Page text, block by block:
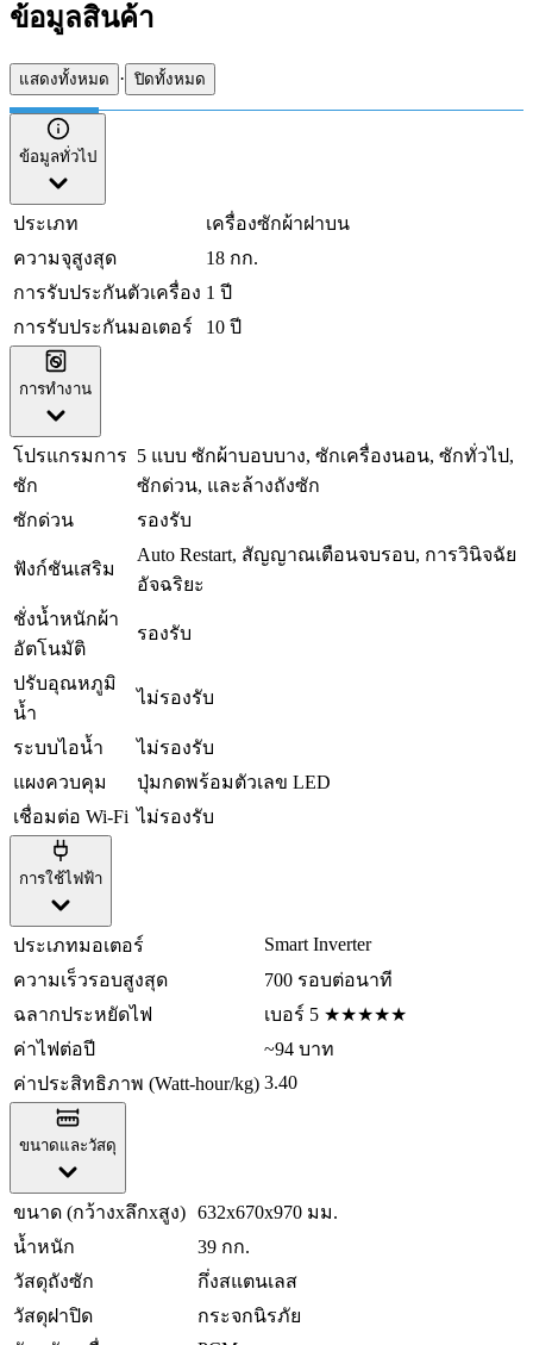
ข้อมูลสินค้า
แสดงทั้งหมด · ปิดทั้งหมด
ข้อมูลทั่วไป
ประเภท
เครื่องซักผ้าฝาบน
ความจุสูงสุด
18 กก.
การรับประกันตัวเครื่อง 1 ปี
การรับประกันมอเตอร์
10 ปี
การทำงาน
โปรแกรมการ
ซัก
5 แบบ ซักผ้าบอบบาง, ซักเครื่องนอน, ซักทั่วไป,
ซักด่วน, และล้างถังซัก
ซักด่วน
รองรับ
ฟังก์ชันเสริม
Auto Restart, สัญญาณเตือนจบรอบ, การวินิจฉัย
อัจฉริยะ
ชั่งน้ำหนักผ้า
อัตโนมัติ
รองรับ
ปรับอุณหภูมิ
น้ำ
ไม่รองรับ
ระบบไอน้ำ
ไม่รองรับ
แผงควบคุม
ปุ่มกดพร้อมตัวเลข LED
เชื่อมต่อ Wi-Fi ไม่รองรับ
การใช้ไฟฟ้า
ประเภทมอเตอร์
Smart Inverter
ความเร็วรอบสูงสุด
700 รอบต่อนาที
ฉลากประหยัดไฟ
เบอร์ 5 ★★★★★
ค่าไฟต่อปี
~94 บาท
ค่าประสิทธิภาพ (Watt-hour/kg) 3.40
ขนาดและวัสดุ
ขนาด (กว้างxลึกxสูง) 632x670x970 มม.
น้ำหนัก
39 กก.
วัสดุถังซัก
กึ่งสแตนเลส
วัสดุฝาปิด
กระจกนิรภัย